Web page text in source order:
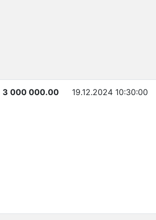
3 000 000.00 19.12.2024 10:30:00